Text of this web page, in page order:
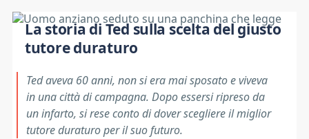
La storia di Ted sulla scelta del giusto
tutore duraturo
Ted aveva 60 anni, non si era mai sposato e viveva
in una città di campagna. Dopo essersi ripreso da
un infarto, si rese conto di dover scegliere il miglior
tutore duraturo per il suo futuro.